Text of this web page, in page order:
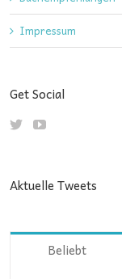
Impressum
Get Social
Aktuelle Tweets
Beliebt